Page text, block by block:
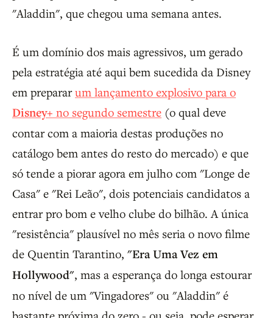
"Aladdin", que chegou uma semana antes.
É um domínio dos mais agressivos, um gerado
pela estratégia até aqui bem sucedida da Disney
em prepararum lançamento explosivo para o
Disney+ no segundo semestre (o qual deve
contar com a maioria destas produções no
catálogo bem antes do resto do mercado) e que
só tende a piorar agora em julho com "Longe de
Casa" e "Rei Leão", dois potenciais candidatos a
entrar pro bom e velho clube do bilhão. A única
"resistência" plausível no mês seria o novo filme
de Quentin Tarantino, "Era Uma Vez em
Hollywood", mas a esperança do longa estourar
no nível de um "Vingadores" ou "Aladdin" é